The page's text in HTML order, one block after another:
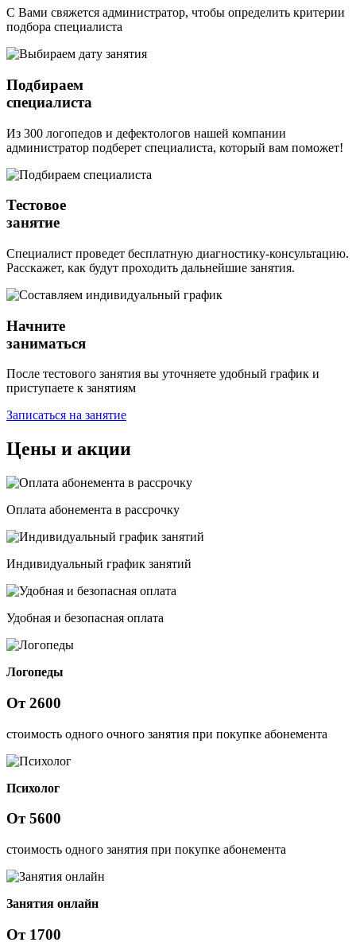
С Вами свяжется администратор, чтобы определить критерии
подбора специалиста
Подбираем
специалиста
Из 300 логопедов и дефектологов нашей компании
администратор подберет специалиста, который вам поможет!
Тестовое
занятие
Специалист проведет бесплатную диагностику-консультацию.
Расскажет, как будут проходить дальнейшие занятия.
Начните
заниматься
После тестового занятия вы уточняете удобный график и
приступаете к занятиям
Записаться на занятие
Цены и акции
Оплата абонемента в рассрочку
Индивидуальный график занятий
Удобная и безопасная оплата
Логопеды
От2600
стоимость одного очного занятия при покупке абонемента
Психолог
От5600
стоимость одного занятия при покупке абонемента
Занятия онлайн
От1700